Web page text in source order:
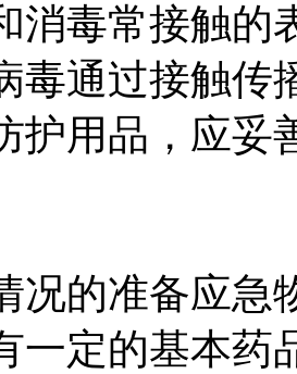
消毒常接触的
毒通过接触传
护用品，应妥
况的准备应急
一定的基本药